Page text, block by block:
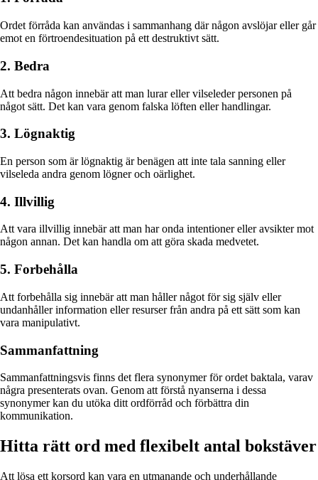
Ordet förråda kan användas i sammanhang där någon avslöjar eller går
emot en förtroendesituation på ett destruktivt sätt.
2. Bedra
Att bedra någon innebär att man lurar eller vilseleder personen på
något sätt. Det kan vara genom falska löften eller handlingar.
3. Lögnaktig
En person som är lögnaktig är benägen att inte tala sanning eller
vilseleda andra genom lögner och oärlighet.
4. Illvillig
Att vara illvillig innebär att man har onda intentioner eller avsikter mot
någon annan. Det kan handla om att göra skada medvetet.
5. Forbehålla
Att forbehålla sig innebär att man håller något för sig själv eller
undanhåller information eller resurser från andra på ett sätt som kan
vara manipulativt.
Sammanfattning
Sammanfattningsvis finns det flera synonymer för ordet baktala, varav
några presenterats ovan. Genom att förstå nyanserna i dessa
synonymer kan du utöka ditt ordförråd och förbättra din
kommunikation.
Hitta rätt ord med flexibelt antal bokstäver
Att lösa ett korsord kan vara en utmanande och underhållande